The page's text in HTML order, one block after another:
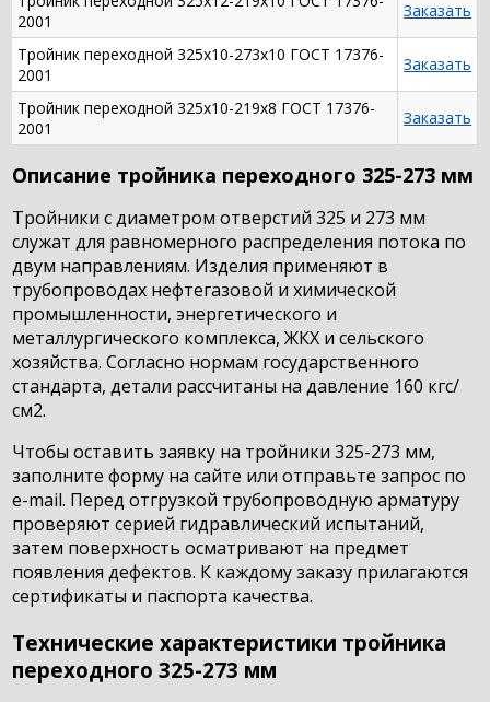
2001
Заказать
Тройник переходной 325х10-273х10 ГОСТ 17376-
2001
Заказать
Тройник переходной 325х10-219х8 ГОСТ 17376-
2001
Заказать
Описание тройника переходного 325-273 мм
Тройники с диаметром отверстий 325 и 273 мм
служат для равномерного распределения потока по
двум направлениям. Изделия применяют в
трубопроводах нефтегазовой и химической
промышленности, энергетического и
металлургического комплекса, ЖКХ и сельского
хозяйства. Согласно нормам государственного
стандарта, детали рассчитаны на давление 160 кгс/
см2.
Чтобы оставить заявку на тройники 325-273 мм,
заполните форму на сайте или отправьте запрос по
e-mail. Перед отгрузкой трубопроводную арматуру
проверяют серией гидравлический испытаний,
затем поверхность осматривают на предмет
появления дефектов. К каждому заказу прилагаются
сертификаты и паспорта качества.
Технические характеристики тройника
переходного 325-273 мм